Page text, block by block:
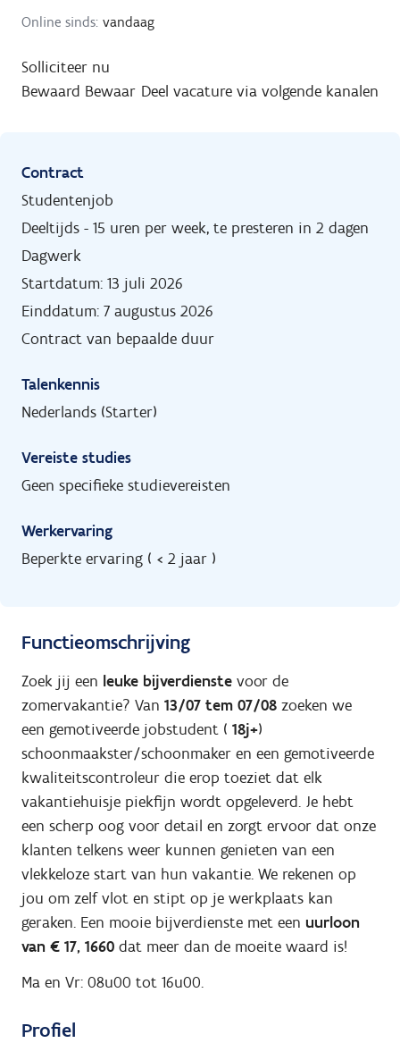
Online sinds: vandaag
Solliciteer nu
Bewaard Bewaar Deel vacature via volgende kanalen
Contract
Studentenjob
Deeltijds - 15 uren per week, te presteren in 2 dagen
Dagwerk
Startdatum: 13 juli 2026
Einddatum: 7 augustus 2026
Contract van bepaalde duur
Talenkennis
Nederlands (Starter)
Vereiste studies
Geen specifieke studievereisten
Werkervaring
Beperkte ervaring ( < 2 jaar )
Functieomschrijving
Zoek jij een leuke bijverdienste voor de
zomervakantie? Van 13/07 tem 07/08 zoeken we
een gemotiveerde jobstudent ( 18j+)
schoonmaakster/schoonmaker en een gemotiveerde
kwaliteitscontroleur die erop toeziet dat elk
vakantiehuisje piekfijn wordt opgeleverd. Je hebt
een scherp oog voor detail en zorgt ervoor dat onze
klanten telkens weer kunnen genieten van een
vlekkeloze start van hun vakantie. We rekenen op
jou om zelf vlot en stipt op je werkplaats kan
geraken. Een mooie bijverdienste met een uurloon
van € 17, 1660 dat meer dan de moeite waard is!
Ma en Vr: 08u00 tot 16u00.
Profiel